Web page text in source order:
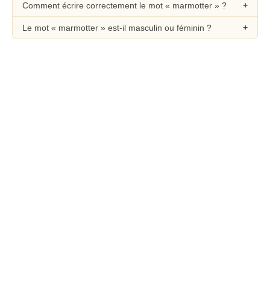
Comment écrire correctement le mot « marmotter » ?
Le mot « marmotter » est-il masculin ou féminin ?